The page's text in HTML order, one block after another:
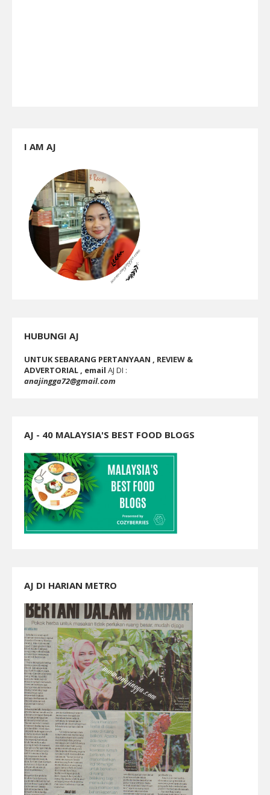
I AM AJ
HUBUNGI AJ
UNTUK SEBARANG PERTANYAAN , REVIEW &
ADVERTORIAL , email AJ DI :
anajingga72@gmail.com
AJ - 40 MALAYSIA'S BEST FOOD BLOGS
AJ DI HARIAN METRO